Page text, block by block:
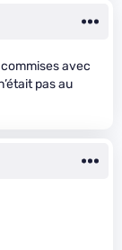
avec
pas au